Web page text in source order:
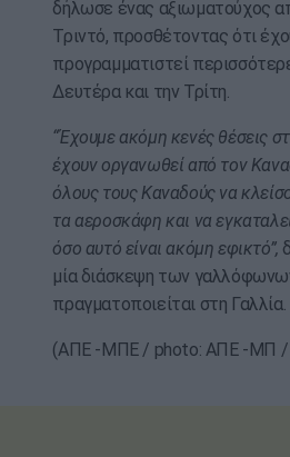
δήλωσε ένας αξιωματούχος
Τριντό, προσθέτοντας ότι
προγραμματιστεί
Δευτέρα και την Τρίτη.
“Έχουμε ακόμη κενές θέσεις
έχουν οργανωθεί από τον
όλους τους Καναδούς να
τα αεροσκάφη και να
όσο αυτό είναι ακόμη εφικτό”,
μία διάσκεψη των
πραγματοποιείται στη Γαλλία.
(ΑΠΕ -ΜΠΕ / photo: ΑΠΕ -ΜΠ /